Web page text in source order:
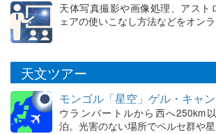
天体写真撮影や画像処理、アスト
ェアの使いこなし方法などをオン
天文ツアー
モンゴル「星空」ゲル・キャ
ウランバートルから西へ250km
泊。光害のない場所でペルセ群や